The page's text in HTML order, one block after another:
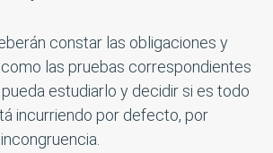
constar las obligaciones y
las pruebas correspondientes
estudiarlo y decidir si es todo
incurriendo por defecto, por